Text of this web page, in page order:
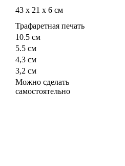
43 х 21 х 6 см
Трафаретная печать
10.5 см
5.5 см
4,3 см
3,2 см
Можно сделать
самостоятельно